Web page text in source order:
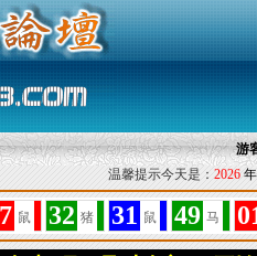
游
温馨提示今天是： 2026